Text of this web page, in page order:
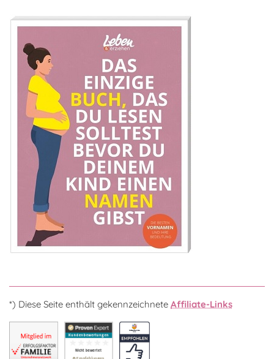
*) Diese Seite enthält gekennzeichnete Affiliate-Links